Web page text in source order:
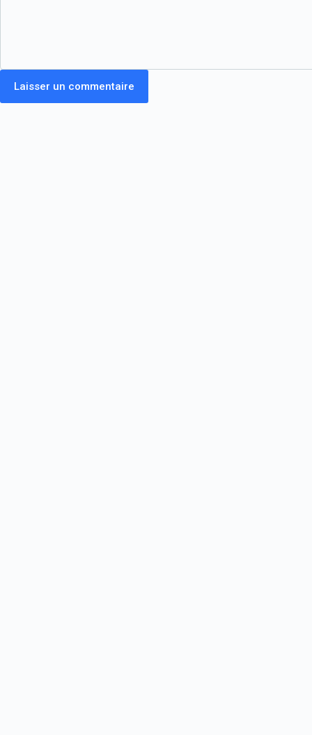
Laisser un commentaire